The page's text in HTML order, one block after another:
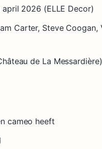
2026 (ELLE Decor)
Carter, Steve Coogan,
de La
cameo heeft